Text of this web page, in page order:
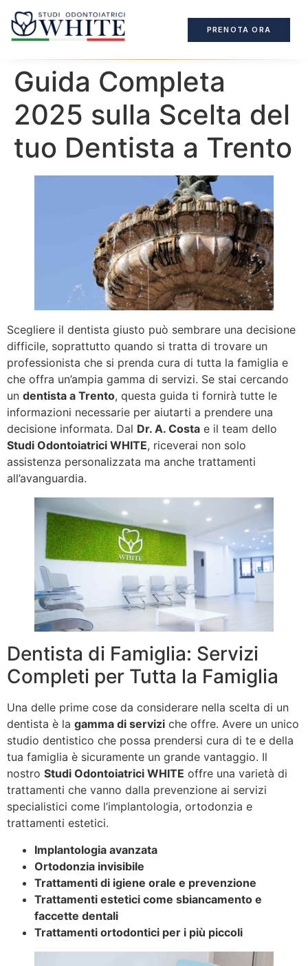
PRENOTA ORA
Guida Completa
2025 sulla Scelta del
tuo Dentista a Trento
Scegliere il dentista giusto può sembrare una decisione
difficile, soprattutto quando si tratta di trovare un
professionista che si prenda cura di tutta la famiglia e
che offra un’ampia gamma di servizi. Se stai cercando
un dentista a Trento, questa guida ti fornirà tutte le
informazioni necessarie per aiutarti a prendere una
decisione informata. Dal Dr. A. Costa e il team dello
Studi Odontoiatrici WHITE, riceverai non solo
assistenza personalizzata ma anche trattamenti
all’avanguardia.
Dentista di Famiglia: Servizi
Completi per Tutta la Famiglia
Una delle prime cose da considerare nella scelta di un
dentista è la gamma di servizi che offre. Avere un unico
studio dentistico che possa prendersi cura di te e della
tua famiglia è sicuramente un grande vantaggio. Il
nostro Studi Odontoiatrici WHITE offre una varietà di
trattamenti che vanno dalla prevenzione ai servizi
specialistici come l’implantologia, ortodonzia e
trattamenti estetici.
Implantologia avanzata
Ortodonzia invisibile
Trattamenti di igiene orale e prevenzione
Trattamenti estetici come sbiancamento e
faccette dentali
Trattamenti ortodontici per i più piccoli